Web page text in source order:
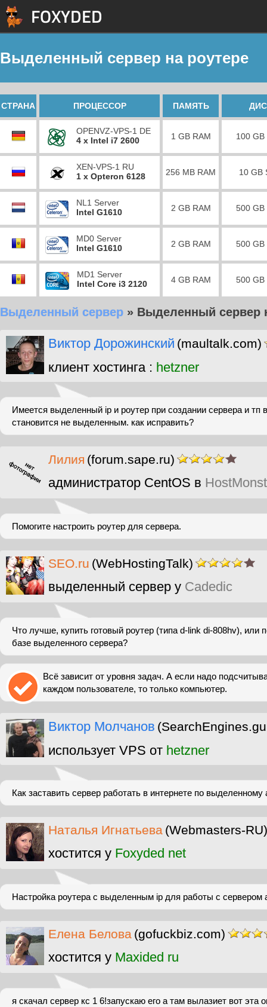
Выделенный сервер на роутере
СТРАНА ПРОЦЕССОР ПАМЯТЬ
OPENVZ-VPS-1 DE
4 x Intel i7 2600
1 GB RAM 100 GB
XEN-VPS-1 RU
1 x Opteron 6128
256 MB RAM 10 GB
NL1 Server
Intel G1610
2 GB RAM 500 GB
MD0 Server
Intel G1610
2 GB RAM 500 GB
MD1 Server
Intel Core i3 2120
4 GB RAM 500 GB
Выделенный сервер » Выделенный сервер
Виктор Дорожинский (maultalk.com)
клиент хостинга : hetzner
Имеется выделенный ip и роутер при создании сервера и тп
становится не выделенным. как исправить?
Лилия (forum.sape.ru)
администратор CentOS в
Помогите настроить роутер для сервера.
SEO.ru (WebHostingTalk)
выделенный сервер у Cadedic
Что лучше, купить готовый роутер (типа d-link di-808hv), или
базе выделенного сервера?
Всё зависит от уровня задач. А если надо
каждом пользователе, то только компьютер.
Виктор Молчанов
использует VPS от hetzner
Как заставить сервер работать в интернете по выделенному
Наталья Игнатьева (Webmasters-RU)
хостится у Foxyded net
Настройка роутера с выделенным ip для работы с сервером
Елена Белова (gofuckbiz.com)
хостится у Maxided ru
я скачал сервер кс 1 6!запускаю его а там вылазиет вот эта